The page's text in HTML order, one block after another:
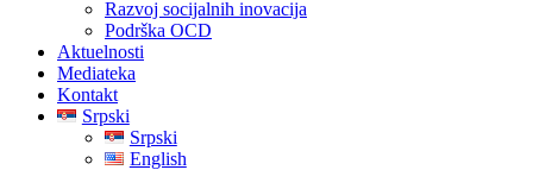
Razvoj socijalnih inovacija
Podrška OCD
Aktuelnosti
Mediateka
Kontakt
Srpski
Srpski
English